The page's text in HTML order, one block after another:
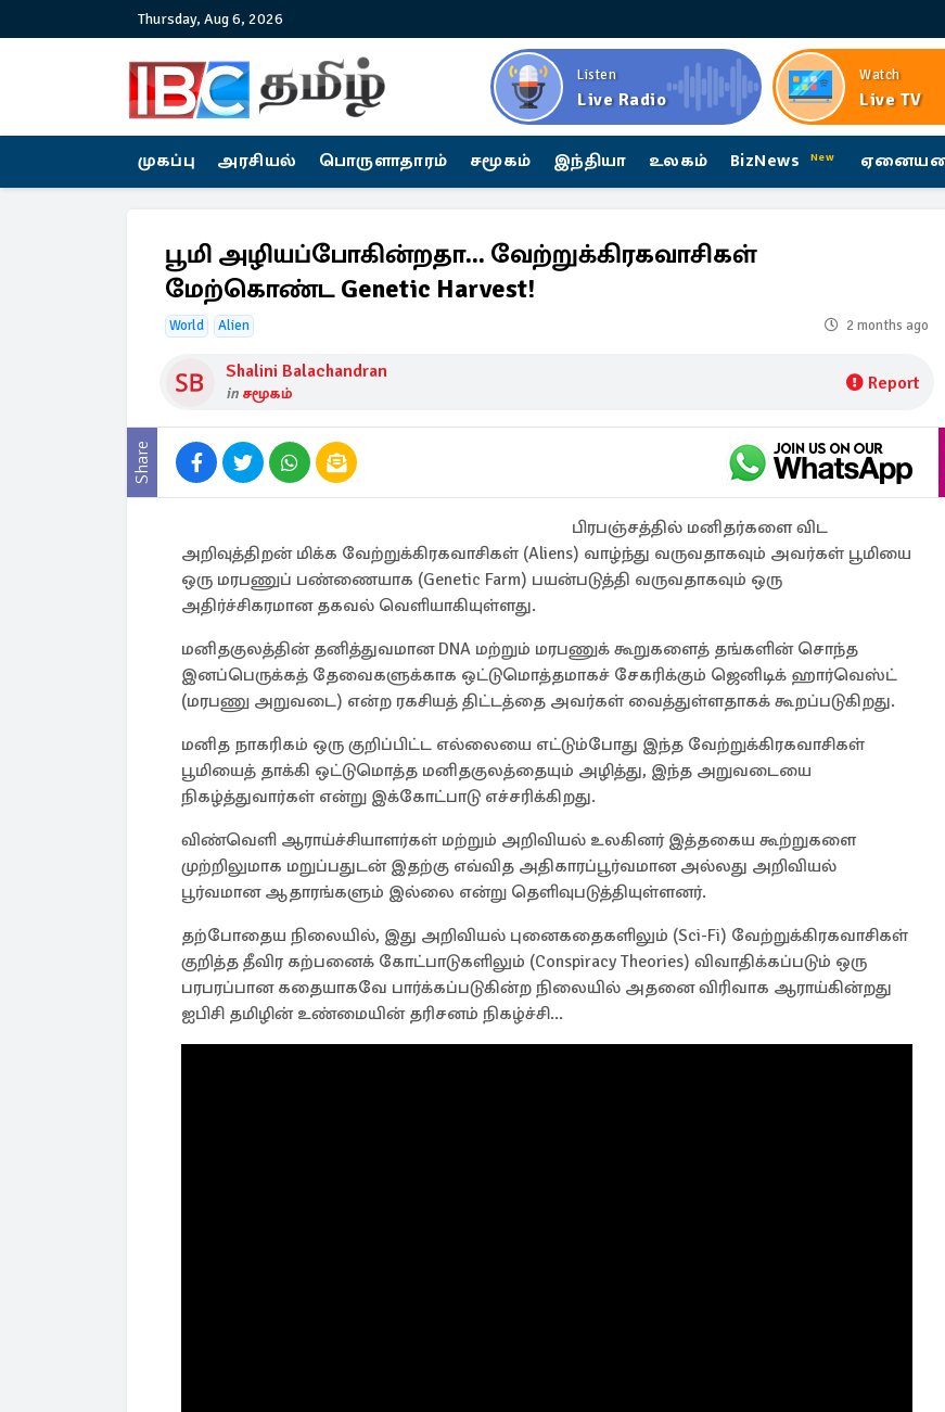
Thursday, Aug 6, 2026
Listen
Live Radio
Watch
Live TV
முகப்பு அரசியல் பொருளாதாரம் சமூகம் இந்தியா உலகம் BizNews New
பூமி அழியப்போகின்றதா... வேற்றுக்கிரகவாசிகள்
மேற்கொண்ட Genetic Harvest!
World Alien 2 months ago
Shalini Balachandran
in சமூகம் Report
Share
பிரபஞ்சத்தில் மனிதர்களை விட
அறிவுத்திறன் மிக்க வேற்றுக்கிரகவாசிகள் (Aliens) வாழ்ந்து வருவதாகவும் அவர்கள் பூமியை
ஒரு மரபணுப் பண்ணையாக (Genetic Farm) பயன்படுத்தி வருவதாகவும் ஒரு
அதிர்ச்சிகரமான தகவல் வெளியாகியுள்ளது.
மனிதகுலத்தின் தனித்துவமான DNA மற்றும் மரபணுக் கூறுகளைத் தங்களின் சொந்த
இனப்பெருக்கத் தேவைகளுக்காக ஒட்டுமொத்தமாகச் சேகரிக்கும் ஜெனிடிக் ஹார்வெஸ்ட்
(மரபணு அறுவடை) என்ற ரகசியத் திட்டத்தை அவர்கள் வைத்துள்ளதாகக் கூறப்படுகிறது.
மனித நாகரிகம் ஒரு குறிப்பிட்ட எல்லையை எட்டும்போது இந்த வேற்றுக்கிரகவாசிகள்
பூமியைத் தாக்கி ஒட்டுமொத்த மனிதகுலத்தையும் அழித்து, இந்த அறுவடையை
நிகழ்த்துவார்கள் என்று இக்கோட்பாடு எச்சரிக்கிறது.
விண்வெளி ஆராய்ச்சியாளர்கள் மற்றும் அறிவியல் உலகினர் இத்தகைய கூற்றுகளை
முற்றிலுமாக மறுப்பதுடன் இதற்கு எவ்வித அதிகாரப்பூர்வமான அல்லது அறிவியல்
பூர்வமான ஆதாரங்களும் இல்லை என்று தெளிவுபடுத்தியுள்ளனர்.
தற்போதைய நிலையில், இது அறிவியல் புனைகதைகளிலும் (Sci-Fi) வேற்றுக்கிரகவாசிகள்
குறித்த தீவிர கற்பனைக் கோட்பாடுகளிலும் (Conspiracy Theories) விவாதிக்கப்படும் ஒரு
பரபரப்பான கதையாகவே பார்க்கப்படுகின்ற நிலையில் அதனை விரிவாக ஆராய்கின்றது
ஐபிசி தமிழின் உண்மையின் தரிசனம் நிகழ்ச்சி...